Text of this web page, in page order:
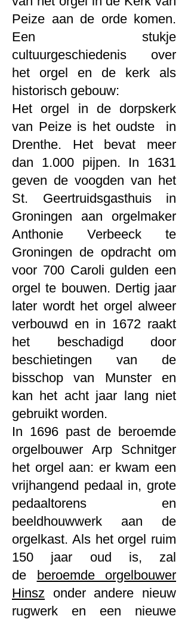
Peize aan de orde komen.
Een stukje
cultuurgeschiedenis over
het orgel en de kerk als
historisch gebouw:
Het orgel in de dorpskerk
van Peize is het oudste in
Drenthe. Het bevat meer
dan 1.000 pijpen. In 1631
geven de voogden van het
St. Geertruidsgasthuis in
Groningen aan orgelmaker
Anthonie Verbeeck te
Groningen de opdracht om
voor 700 Caroli gulden een
orgel te bouwen. Dertig jaar
later wordt het orgel alweer
verbouwd en in 1672 raakt
het beschadigd door
beschietingen van de
bisschop van Munster en
kan het acht jaar lang niet
gebruikt worden.
In 1696 past de beroemde
orgelbouwer Arp Schnitger
het orgel aan: er kwam een
vrijhangend pedaal in, grote
pedaaltorens en
beeldhouwwerk aan de
orgelkast. Als het orgel ruim
150 jaar oud is, zal
de beroemde orgelbouwer
Hinsz onder andere nieuw
rugwerk en een nieuwe